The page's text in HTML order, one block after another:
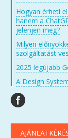
Hogyan érheti
hanem a
jelenjen meg?
Milyen
szolgáltatást
2025 legújabb
A Design